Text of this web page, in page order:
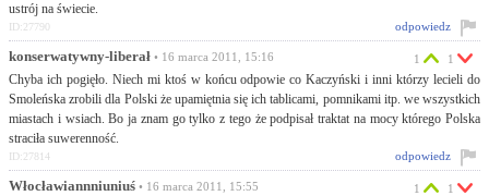
ustrój na świecie.
odpowiedz
ID:27790
konserwatywny-liberał • 16 marca 2011, 15:16
Chyba ich pogięło. Niech mi ktoś w końcu odpowie co Kaczyński i inni którzy lecieli do
Smoleńska zrobili dla Polski że upamiętnia się ich tablicami, pomnikami itp. we wszystkich
miastach i wsiach. Bo ja znam go tylko z tego że podpisał traktat na mocy którego Polska
straciła suwerenność.
1 1
odpowiedz
ID:27814
Włocławiannniuniuś • 16 marca 2011, 15:55 1 1